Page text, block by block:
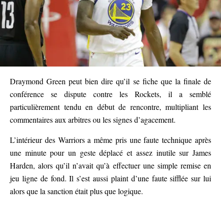
Draymond Green peut bien dire qu’il se fiche que la finale de
conférence se dispute contre les Rockets, il a semblé
particulièrement tendu en début de rencontre, multipliant les
commentaires aux arbitres ou les signes d’agacement.
L’intérieur des Warriors a même pris une faute technique après
une minute pour un geste déplacé et assez inutile sur James
Harden, alors qu’il n’avait qu’à effectuer une simple remise en
jeu ligne de fond. Il s’est aussi plaint d’une faute sifflée sur lui
alors que la sanction était plus que logique.